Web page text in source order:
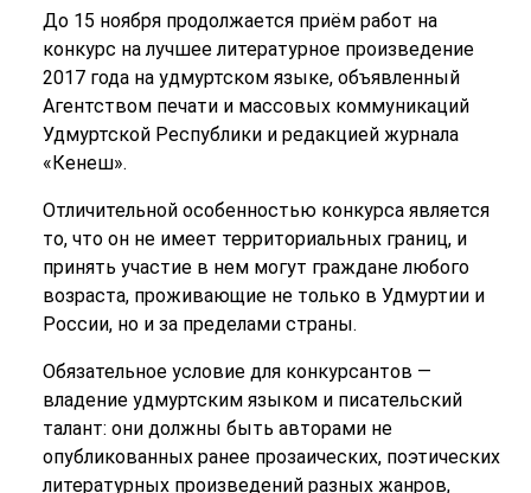
До 15 ноября продолжается приём работ на
конкурс на лучшее литературное произведение
2017 года на удмуртском языке, объявленный
Агентством печати и массовых коммуникаций
Удмуртской Республики и редакцией журнала
«Кенеш».
Отличительной особенностью конкурса является
то, что он не имеет территориальных границ, и
принять участие в нем могут граждане любого
возраста, проживающие не только в Удмуртии и
России, но и за пределами страны.
Обязательное условие для конкурсантов —
владение удмуртским языком и писательский
талант: они должны быть авторами не
опубликованных ранее прозаических, поэтических
литературных произведений разных жанров,